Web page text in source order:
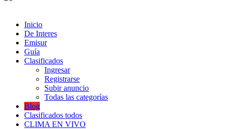
Inicio
De Interes
Emisur
Guía
Clasificados
Ingresar
Registrarse
Subir anuncio
Todas las categorías
Blog
Clasificados todos
CLIMA EN VIVO